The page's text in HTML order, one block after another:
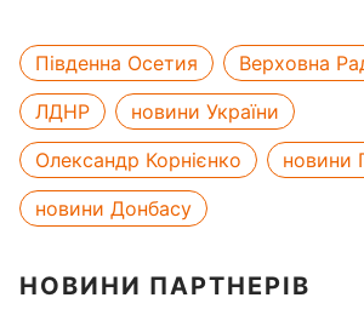
Південна Осетия Верховна
ЛДНР
новини України
Олександр Корнієнко
новини
новини Донбасу
НОВИНИ ПАРТНЕРІВ